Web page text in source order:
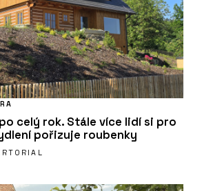
celý rok. Stále více lidí si pro
pořizuje roubenky